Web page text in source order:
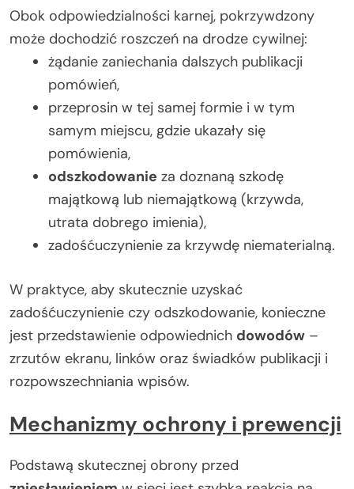
Obok odpowiedzialności karnej, pokrzywdzony
może dochodzić roszczeń na drodze cywilnej:
żądanie zaniechania dalszych publikacji
pomówień,
przeprosin w tej samej formie i w tym
samym miejscu, gdzie ukazały się
pomówienia,
odszkodowanie za doznaną szkodę
majątkową lub niemajątkową (krzywda,
utrata dobrego imienia),
zadośćuczynienie za krzywdę niematerialną.
W praktyce, aby skutecznie uzyskać
zadośćuczynienie czy odszkodowanie, konieczne
jest przedstawienie odpowiednich dowodów –
zrzutów ekranu, linków oraz świadków publikacji i
rozpowszechniania wpisów.
Mechanizmy ochrony i prewencji
Podstawą skutecznej obrony przed